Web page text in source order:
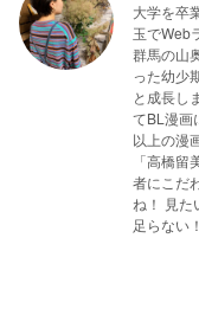
大学を卒
玉でWeb
群馬の山
った幼少
と成長し
てBL漫画
以上の漫
「高橋
者にこだ
ね！ 見た
足らない